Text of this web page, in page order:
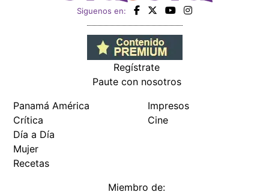
Siguenos en:
Regístrate
Paute con nosotros
Panamá América
Crítica
Día a Día
Mujer
Recetas
Impresos
Cine
Miembro de: